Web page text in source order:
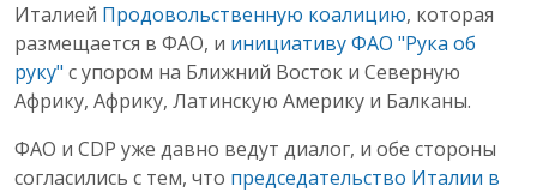
Италией Продовольственную коалицию, которая
размещается в ФАО, и инициативу ФАО "Рука об
руку" с упором на Ближний Восток и Северную
Африку, Африку, Латинскую Америку и Балканы.
ФАО и CDP уже давно ведут диалог, и обе стороны
согласились с тем, что председательство Италии в